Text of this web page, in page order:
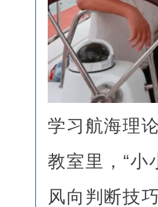
学习航海理
教室里，“小
风向判断技